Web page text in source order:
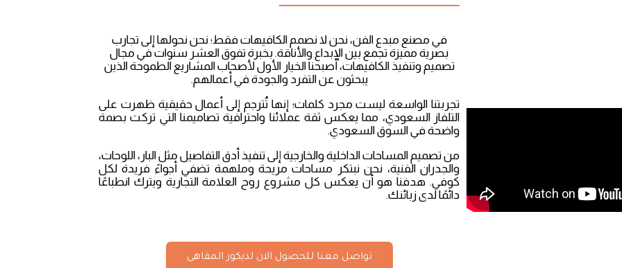
في مصنع مبدع الفن، نحن لا نصمم الكافيهات فقط؛ نحن نحولها إلى تجارب
بصرية مميزة تجمع بين الإبداع والأناقة. بخبرة تفوق العشر سنوات في مجال
تصميم وتنفيذ الكافيهات، أصبحنا الخيار الأول لأصحاب المشاريع الطموحة الذين
يبحثون عن التفرد والجودة في أعمالهم.
تجربتنا الواسعة ليست مجرد كلمات؛ إنها تُترجم إلى أعمال حقيقية ظهرت على
التلفاز السعودي، مما يعكس ثقة عملائنا واحترافية تصاميمنا التي تركت بصمة
واضحة في السوق السعودي.
من تصميم المساحات الداخلية والخارجية إلى تنفيذ أدق التفاصيل مثل البار، اللوحات،
والجدران الفنية، نحن نبتكر مساحات مريحة وملهمة تضفي أجواءً فريدة لكل
كوفي. هدفنا هو أن يعكس كل مشروع روح العلامة التجارية ويترك انطباعًا
دائمًا لدى زبائنك.
تواصل معنا للحصول الان لديكور المقاهى